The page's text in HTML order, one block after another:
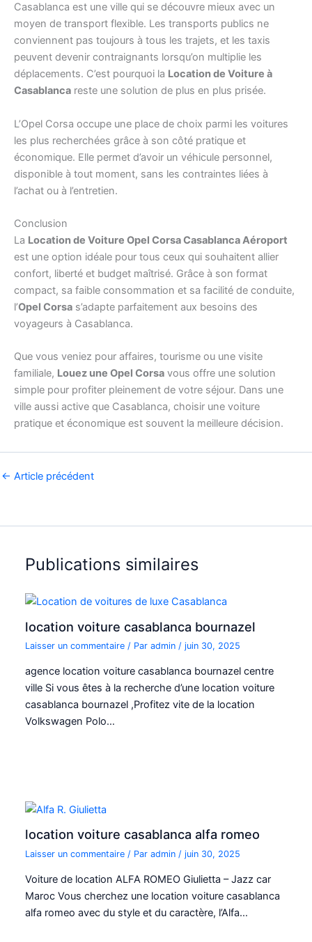
Casablanca est une ville qui se découvre mieux avec un
moyen de transport flexible. Les transports publics ne
conviennent pas toujours à tous les trajets, et les taxis
peuvent devenir contraignants lorsqu’on multiplie les
déplacements. C’est pourquoi la Location de Voiture à
Casablanca reste une solution de plus en plus prisée.
L’Opel Corsa occupe une place de choix parmi les voitures
les plus recherchées grâce à son côté pratique et
économique. Elle permet d’avoir un véhicule personnel,
disponible à tout moment, sans les contraintes liées à
l’achat ou à l’entretien.
Conclusion
La Location de Voiture Opel Corsa Casablanca Aéroport
est une option idéale pour tous ceux qui souhaitent allier
confort, liberté et budget maîtrisé. Grâce à son format
compact, sa faible consommation et sa facilité de conduite,
l’Opel Corsa s’adapte parfaitement aux besoins des
voyageurs à Casablanca.
Que vous veniez pour affaires, tourisme ou une visite
familiale, Louez une Opel Corsa vous offre une solution
simple pour profiter pleinement de votre séjour. Dans une
ville aussi active que Casablanca, choisir une voiture
pratique et économique est souvent la meilleure décision.
← Article précédent
Publications similaires
location voiture casablanca bournazel
Laisser un commentaire / Paradmin /juin 30, 2025
agence location voiture casablanca bournazel centre
ville Si vous êtes à la recherche d’une location voiture
casablanca bournazel ,Profitez vite de la location
Volkswagen Polo…
location voiture casablanca alfa romeo
Laisser un commentaire / Paradmin /juin 30, 2025
Voiture de location ALFA ROMEO Giulietta – Jazz car
Maroc Vous cherchez une location voiture casablanca
alfa romeo avec du style et du caractère, l’Alfa…